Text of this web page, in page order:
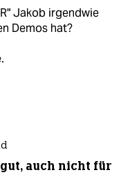
Jakob irgendwie
Demos hat?
auch nicht für